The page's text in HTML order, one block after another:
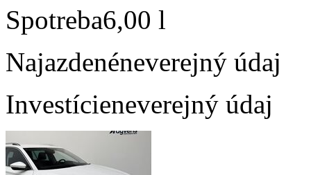
Spotreba6,00 l
Najazdenéneverejný údaj
Investícieneverejný údaj